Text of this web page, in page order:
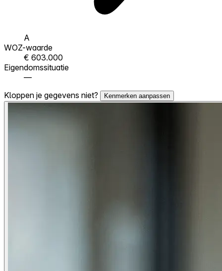
A
WOZ-waarde
€ 603.000
Eigendomssituatie
—
Kloppen je gegevens niet?
Kenmerken aanpassen